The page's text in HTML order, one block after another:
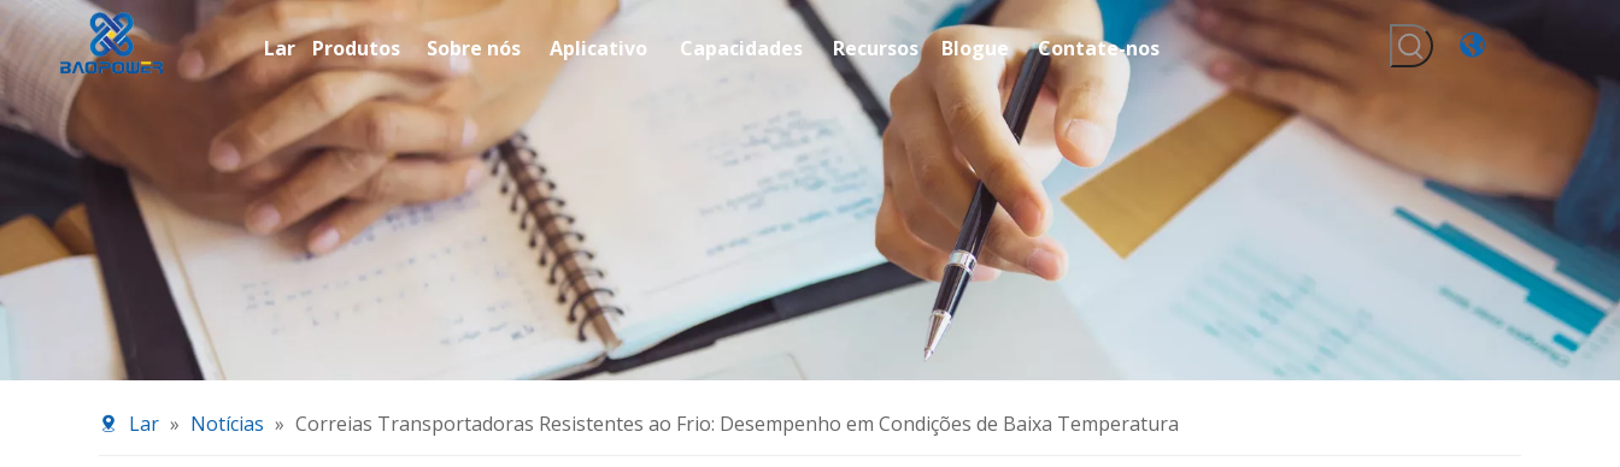
Lar Produtos Sobre nós Aplicativo Capacidades Recursos Blogue Contate-nos
Lar » Notícias » Correias Transportadoras Resistentes ao Frio: Desempenho em Condições de Baixa Temperatura